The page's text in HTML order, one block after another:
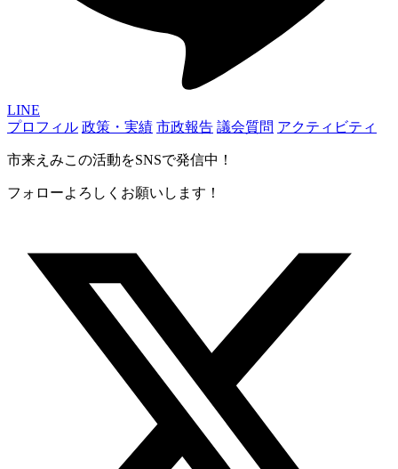
LINE
プロフィル 政策・実績 市政報告 議会質問 アクティビティ
市来えみこの活動をSNSで発信中！
フォローよろしくお願いします！